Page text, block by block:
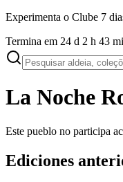
Experimenta o Clube 7
Termina em 24 d 2 h 43
La Noche
Este pueblo no participa
Ediciones